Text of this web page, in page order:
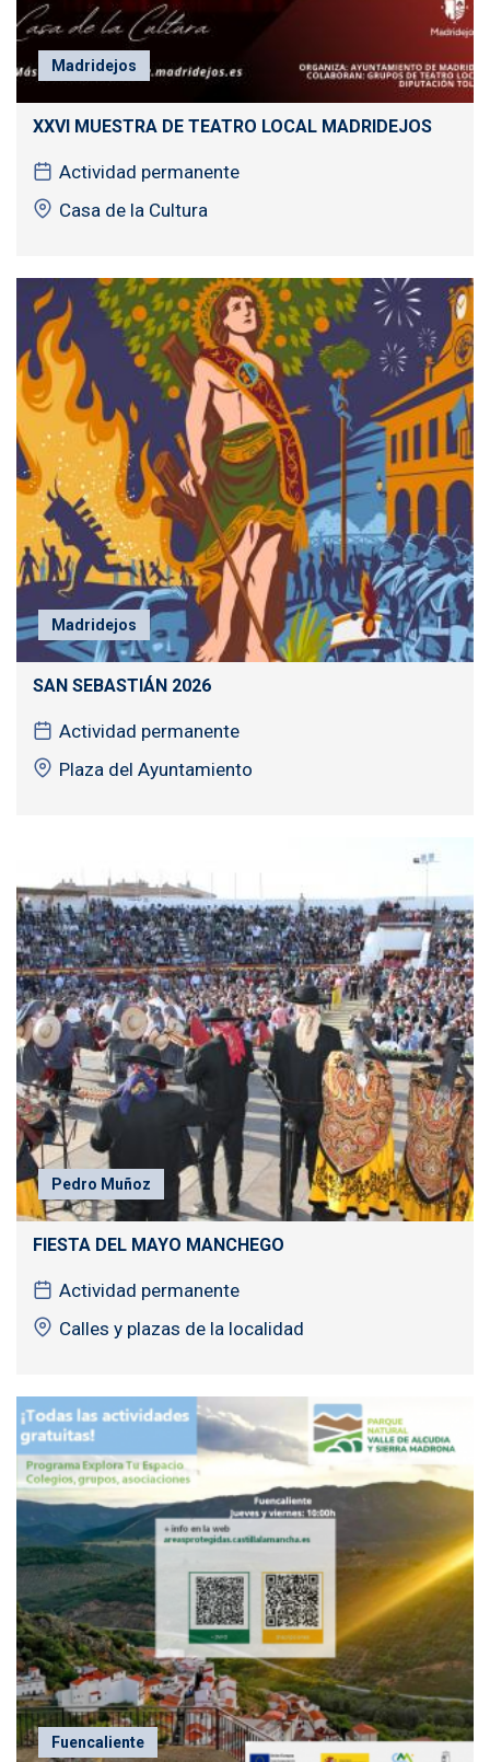
Madridejos
XXVI MUESTRA DE TEATRO LOCAL MADRIDEJOS
Actividad permanente
Casa de la Cultura
Madridejos
SAN SEBASTIÁN 2026
Actividad permanente
Plaza del Ayuntamiento
Pedro Muñoz
FIESTA DEL MAYO MANCHEGO
Actividad permanente
Calles y plazas de la localidad
Fuencaliente